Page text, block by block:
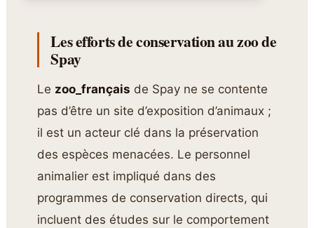
Les efforts de conservation au zoo de
Spay
Le zoo_français de Spay ne se contente
pas d’être un site d’exposition d’animaux ;
il est un acteur clé dans la préservation
des espèces menacées. Le personnel
animalier est impliqué dans des
programmes de conservation directs, qui
incluent des études sur le comportement